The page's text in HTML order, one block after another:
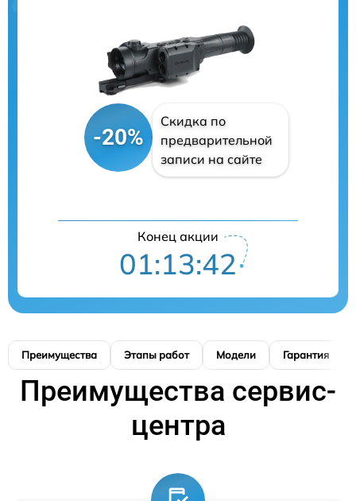
-20%
Скидка по
предварительной
записи на сайте
Конец акции
01:13:41
Преимущества Этапы работ Модели Гарантия
Преимущества сервис-
центра